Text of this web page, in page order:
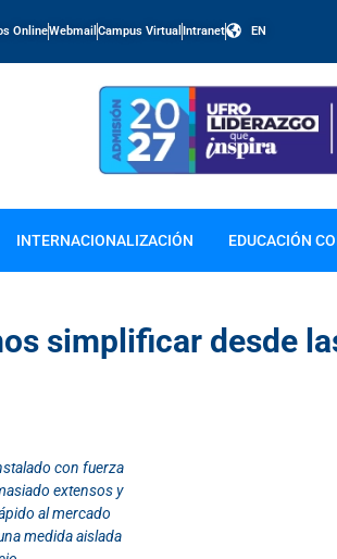
OnlineWebmail Campus Virtual Intranet EN
INTERNACIONALIZACIÓN EDUCACIÓN
simplificar desde
con fuerza
extensos y
al mercado
medida aislada